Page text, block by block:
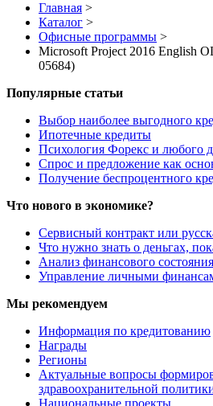
Главная >
Каталог >
Офисные программы >
Microsoft Project 2016 English
05684)
Популярные статьи
Выбор наиболее выгодного
Ипотечные кредиты
Психология Форекс и любого
Спрос и предложение как
Получение беспроцентного
Что нового в экономике?
Сервисный контракт или
Что нужно знать о деньгах,
Анализ финансового состояния
Управление личными
Мы рекомендуем
Информация по кредитованию
Награды
Регионы
Актуальные вопросы
здравоохранительной